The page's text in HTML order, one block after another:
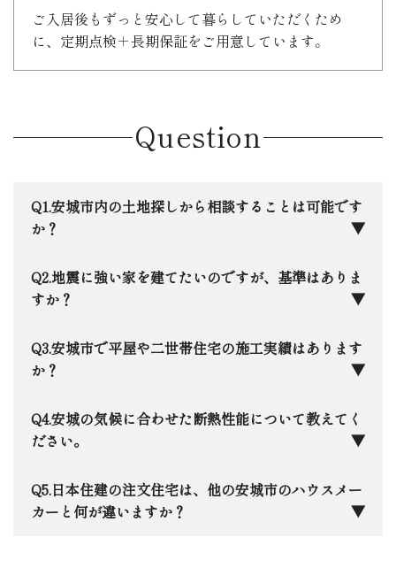
ご入居後もずっと安心して暮らしていただくため
に、定期点検＋長期保証をご用意しています。
Question
安城市内の土地探しから相談することは可能です
か？
もちろんです。安城市に本社を構える地元企業と
して、ネットには載らないような地元の土地情報も
らぽーと安城」周辺から、落ち着いた学区まで、住
宅のプロの目線で「お客様にとって本当にいい家が
地震に強い家を建てたいのですが、基準はありま
すか？
日本住建では、全棟で最高等級の「耐震等級3」
をクリアするのはもちろん、さらに踏み込んだ許容
計算による構造解析も実施しています。万が一の震
災時に「自分の家が一番安全な避難所」として、家
ています。
安城市で平屋や二世帯住宅の施工実績はあります
か？
はい、安城市内でも数多くの実績がございます。
私たちは完全自由設計ですので、「趣味を楽しめる
帯」など、決まった形はありません。実際の施工事
例をご覧いただきながら、ご家族に合わせた最適な
安城の気候に合わせた断熱性能について教えてく
ださい。
三河エリア特有の「夏の蒸し暑さ」と「冬の底冷
え」は意外と厳しいものです。当社ではHEAT20
日本住建の注文住宅は、他の安城市のハウスメー
カーと何が違いますか？